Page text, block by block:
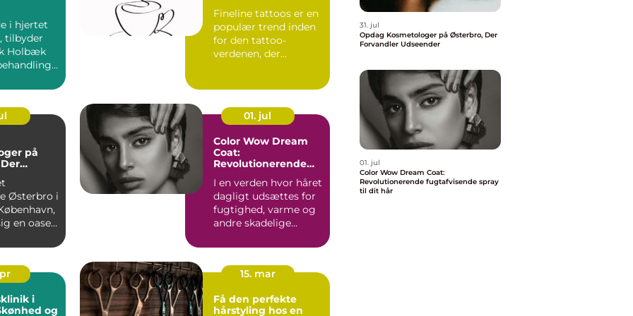
i hjertet
tilbyder
Holbæk
Fineline tattoos er en
populær trend inden
for den tattoo-
verdenen, der
på
Østerbro i
en oase
01. jul
Color Wow Dream
Coat:
Revolutionerende
til dit hår
I en verden hvor håret
dagligt udsættes for
fugtighed, varme og
andre skadelige
i
og
15. mar
Få den perfekte
hårstyling hos en
31. jul
Opdag Kosmetologer på Østerbro, Der
Forvandler Udseender
01. jul
Color Wow Dream Coat:
Revolutionerende fugtafvisende spray
til dit hår